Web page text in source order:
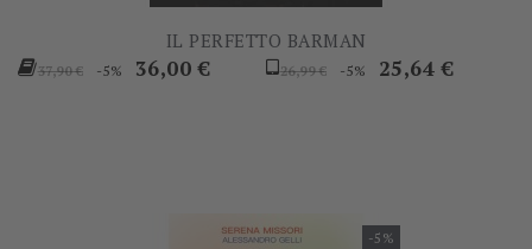
IL PERFETTO BARMAN
Prezzo
37,90 € -5% Prezzo
36,00 €
Prezzo
26,99 € -5% Prezzo
25,64 €
-5%